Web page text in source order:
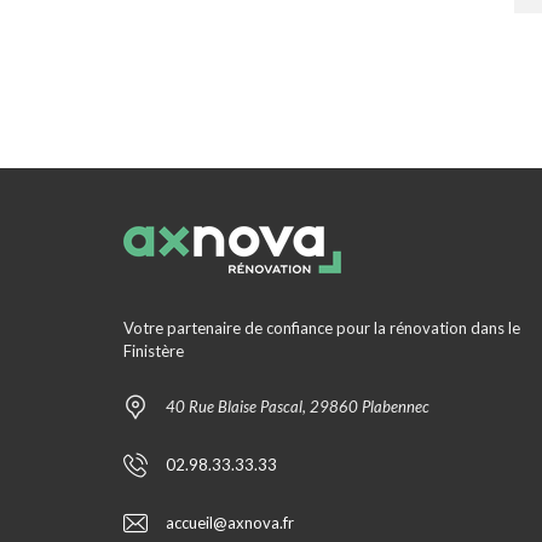
Votre partenaire de confiance pour la rénovation dans le
Finistère
40 Rue Blaise Pascal, 29860 Plabennec
02.98.33.33.33
accueil@axnova.fr